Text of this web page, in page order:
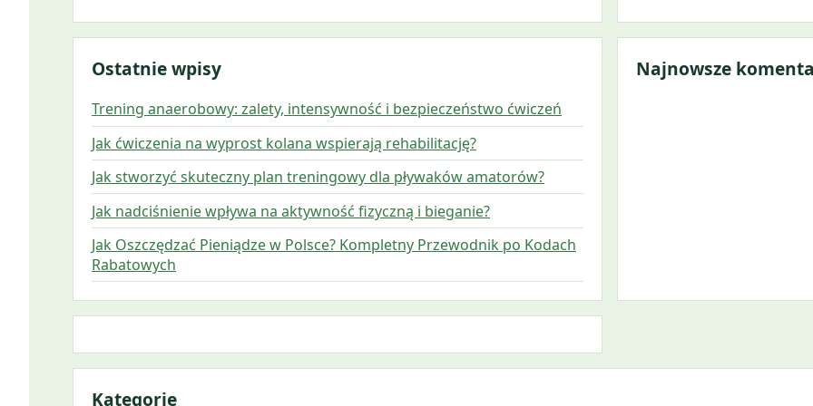
Ostatnie wpisy
Trening anaerobowy: zalety, intensywność i bezpieczeństwo ćwiczeń
Jak ćwiczenia na wyprost kolana wspierają rehabilitację?
Jak stworzyć skuteczny plan treningowy dla pływaków amatorów?
Jak nadciśnienie wpływa na aktywność fizyczną i bieganie?
Jak Oszczędzać Pieniądze w Polsce? Kompletny Przewodnik po Kodach
Rabatowych
Najnowsze
Kategorie